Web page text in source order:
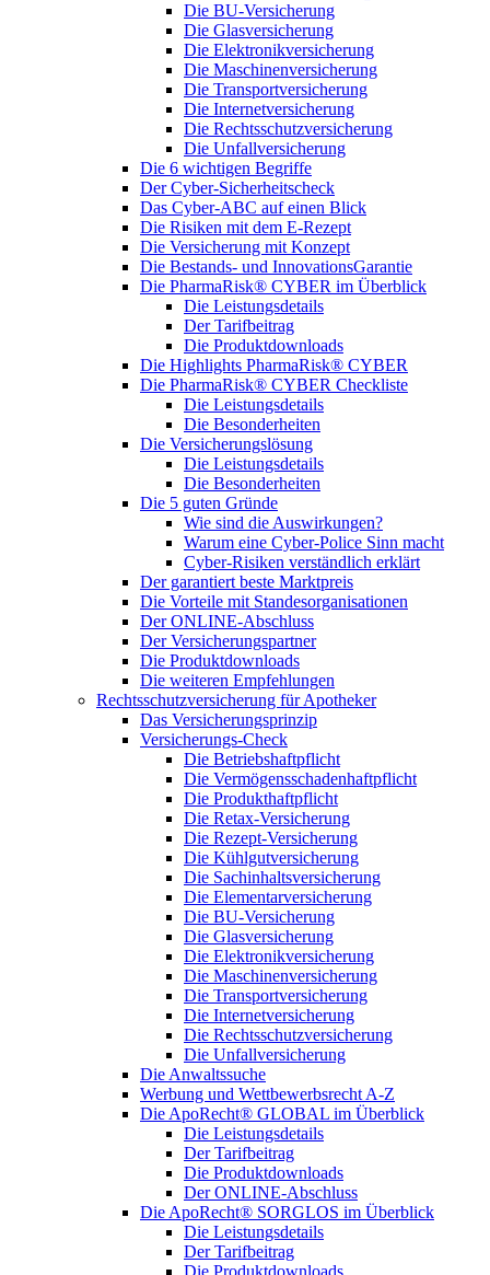
Die BU-Versicherung
Die Glasversicherung
Die Elektronikversicherung
Die Maschinenversicherung
Die Transportversicherung
Die Internetversicherung
Die Rechtsschutzversicherung
Die Unfallversicherung
Die 6 wichtigen Begriffe
Der Cyber-Sicher­heits­check
Das Cyber-ABC auf einen Blick
Die Risiken mit dem E-Rezept
Die Versicherung mit Konzept
Die Bestands- und InnovationsGarantie
Die PharmaRisk® CYBER im Überblick
Die Leistungsdetails
Der Tarifbeitrag
Die Produktdownloads
Die Highlights PharmaRisk® CYBER
Die PharmaRisk® CYBER Checkliste
Die Leistungsdetails
Die Besonderheiten
Die Versicherungslösung
Die Leistungsdetails
Die Besonderheiten
Die 5 guten Gründe
Wie sind die Auswirkungen?
Warum eine Cyber-Police Sinn macht
Cyber-Risiken verständlich erklärt
Der garantiert beste Marktpreis
Die Vorteile mit Standesorganisationen
Der ONLINE-Abschluss
Der Versicherungspartner
Die Produktdownloads
Die weiteren Empfehlungen
Rechtsschutzversicherung für Apotheker
Das Versicherungsprinzip
Versicherungs-Check
Die Betriebshaftpflicht
Die Vermögensschadenhaftpflicht
Die Produkthaftpflicht
Die Retax-Versicherung
Die Rezept-Versicherung
Die Kühlgutversicherung
Die Sachinhaltsversicherung
Die Elementarversicherung
Die BU-Versicherung
Die Glasversicherung
Die Elektronikversicherung
Die Maschinenversicherung
Die Transportversicherung
Die Internetversicherung
Die Rechtsschutzversicherung
Die Unfallversicherung
Die Anwaltssuche
Werbung und Wettbewerbsrecht A-Z
Die ApoRecht® GLOBAL im Überblick
Die Leistungsdetails
Der Tarifbeitrag
Die Produktdownloads
Der ONLINE-Abschluss
Die ApoRecht® SORGLOS im Überblick
Die Leistungsdetails
Der Tarifbeitrag
Die Produktdownloads